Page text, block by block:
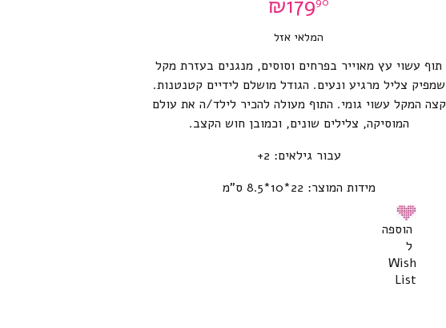
₪179
המלאי אזל
תוף עשוי עץ מאוייר בפרחים וסוסים, מנגנים בעזרת מקל
שמפיק צליל מרגיע ונעים. הגודל מושלם לידיים קטנטנות.
קצה המקל עשוי גומי. התוף מעולה להכיר לילד/ה את עולם
המוסיקה, צלילים שונים, וכמובן חוש הקצב.
עבור גילאים: 2+
מידות המוצר: 22*10*8.5 ס”מ
הוספה
ל
Wish
List